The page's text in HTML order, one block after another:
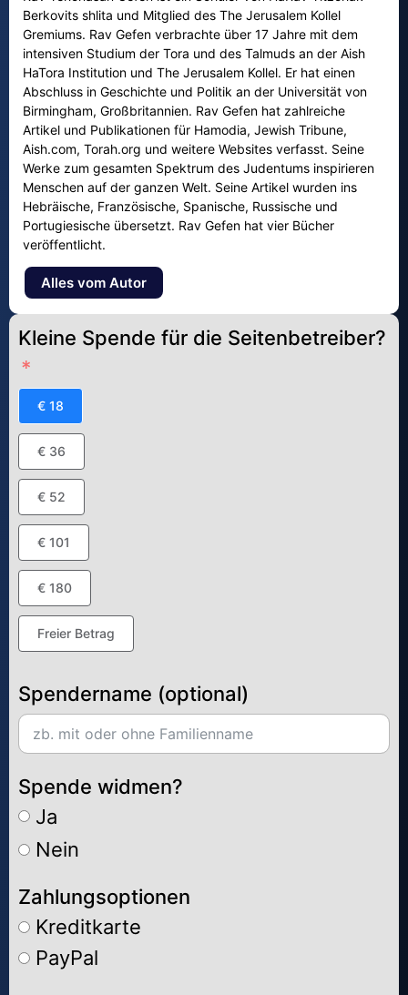
Berkovits shlita und Mitglied des The Jerusalem Kollel
Gremiums. Rav Gefen verbrachte über 17 Jahre mit dem
intensiven Studium der Tora und des Talmuds an der Aish
HaTora Institution und The Jerusalem Kollel. Er hat einen
Abschluss in Geschichte und Politik an der Universität von
Birmingham, Großbritannien. Rav Gefen hat zahlreiche
Artikel und Publikationen für Hamodia, Jewish Tribune,
Aish.com, Torah.org und weitere Websites verfasst. Seine
Werke zum gesamten Spektrum des Judentums inspirieren
Menschen auf der ganzen Welt. Seine Artikel wurden ins
Hebräische, Französische, Spanische, Russische und
Portugiesische übersetzt. Rav Gefen hat vier Bücher
veröffentlicht.
Alles vom Autor
Kleine Spende für die Seitenbetreiber?
€ 18
€ 36
€ 52
€ 101
€ 180
Freier Betrag
Spendername (optional)
Spende widmen?
Ja
Nein
Zahlungsoptionen
Kreditkarte
PayPal